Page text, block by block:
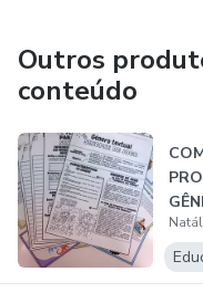
Outros
conteúdo
DE